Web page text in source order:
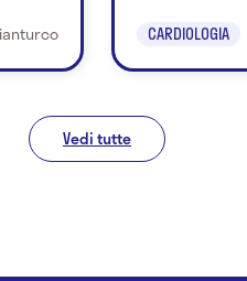
CARDIOLOGIA
Vedi tutte